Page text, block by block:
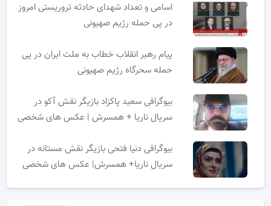
اسامی و تعداد شهدای حادثه تروریستی امروز
در پی حمله رژیم صهیونی
پیام رهبر انقلاب خطاب به ملت ایران در پی
حمله سحرگاه رژیم صهیونی
بیوگرافی سعید پاکزاد بازیگر نقش آکو در
سریال ناریا + همسرش | عکس های شخصی
بیوگرافی دنیا فتحی بازیگر نقش مستانه در
سریال ناریا+ همسرش| عکس های شخصی